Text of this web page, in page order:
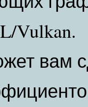
Vulkan.
вам